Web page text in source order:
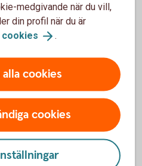
sina pengar själv så långt
att hushålla med pengarna
dem.
höj vecko- eller
låt barnet själv betala för, som
medgivande när du vill,
din profil när du är
cookies .
cookies
cookies